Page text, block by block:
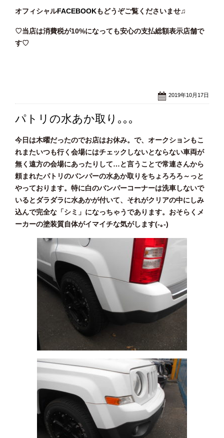
オフィシャルFACEBOOKもどうぞご覧くださいませ♫
♡当店は消費税が10%になっても安心の支払総額表示店舗で
す♡
2019年10月17日
パトリの水あか取り｡｡｡
今日は木曜だったのでお店はお休み。で、オークションもこ
れまたいつも行く会場にはチェックしないとならない車両が
無く遠方の会場にあったりして…と言うことで常連さんから
頼まれたパトリのバンパーの水あか取りをちょろろろ～っと
やっております。特に白のバンパーコーナーは洗車しないで
いるとダラダラに水あかが付いて、それがクリアの中にしみ
込んで完全な「シミ」になっちゃうであります。おそらくメ
ーカーの塗装質自体がイマイチな気がします(-｡-)